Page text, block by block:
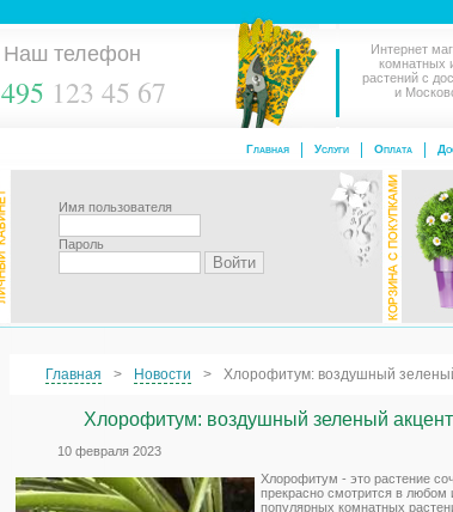
Наш телефон
495 123 45 67
Интернет
комнатных
растений с
и
Оплата
Услуги
Главная
Имя пользователя
Пароль
Главная Новости Хлорофитум: воздушный
Хлорофитум: воздушный зеленый
10 февраля 2023
Хлорофитум - это растение
прекрасно смотрится в любом
популярных комнатных